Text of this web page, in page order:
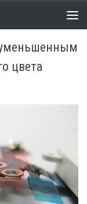
0 COMMENTS
цвета